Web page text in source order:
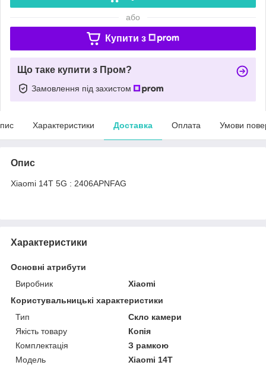
або
Купити з
Що таке купити з Пром?
Замовлення під захистом
Характеристики Доставка Оплата Умови
Опис
Xiaomi 14T 5G : 2406APNFAG
Характеристики
Основні атрибути
Виробник
Xiaomi
Користувальницькі характеристики
Тип
Скло камери
Якість товару
Копія
Комплектація
З рамкою
Мoдель
Xiaomi 14T